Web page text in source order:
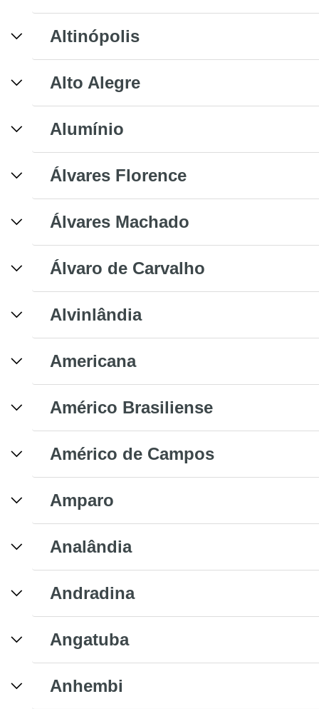
Altinópolis
Alto Alegre
Alumínio
Álvares Florence
Álvares Machado
Álvaro de Carvalho
Alvinlândia
Americana
Américo Brasiliense
Américo de Campos
Amparo
Analândia
Andradina
Angatuba
Anhembi